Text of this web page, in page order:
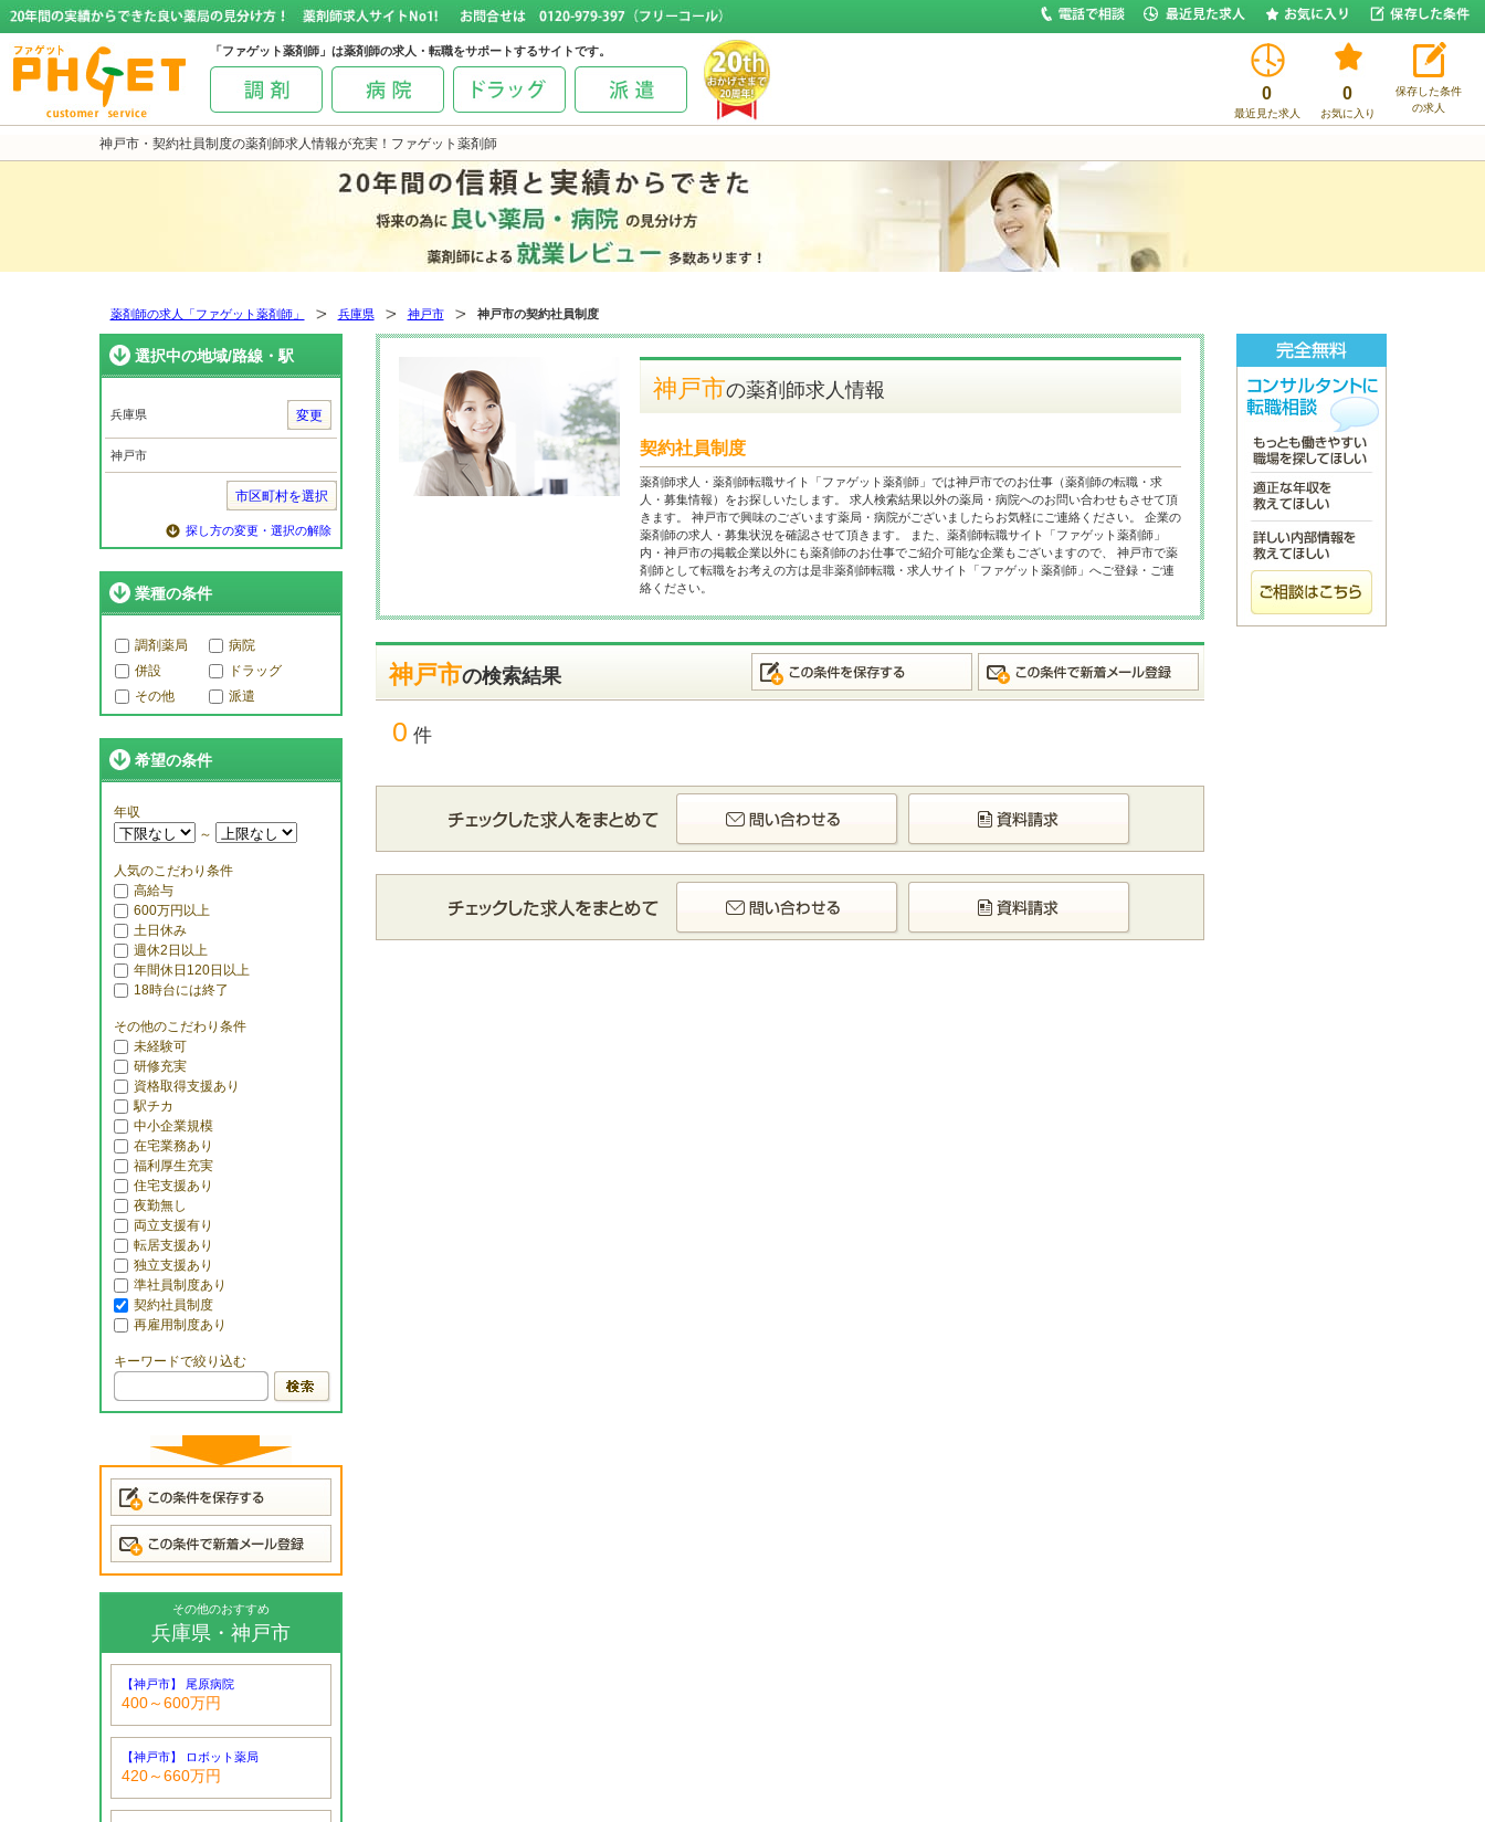
神戸市・契約社員制度の薬剤師求人情報が充実！ファゲット薬剤師
「ファゲット薬剤師」は薬剤師の求人・転職をサポートするサイトです。
0
最近見た求人
0
お気に入り
保存した条件
の求人
薬剤師の求人「ファゲット薬剤師」 兵庫県 神戸市 神戸市の契約社員制度
選択中の地域/路線・駅
兵庫県 変更
神戸市
市区町村を選択
探し方の変更・選択の解除
業種の条件
調剤薬局
病院
併設
ドラッグ
その他
派遣
希望の条件
年収
～
人気のこだわり条件
高給与
600万円以上
土日休み
週休2日以上
年間休日120日以上
18時台には終了
その他のこだわり条件
未経験可
研修充実
資格取得支援あり
駅チカ
中小企業規模
在宅業務あり
福利厚生充実
住宅支援あり
夜勤無し
両立支援有り
転居支援あり
独立支援あり
準社員制度あり
契約社員制度
再雇用制度あり
キーワードで絞り込む
その他のおすすめ
兵庫県・神戸市
【神戸市】 尾原病院
400～600万円
【神戸市】 ロボット薬局
420～660万円
神戸市の薬剤師求人情報
契約社員制度
薬剤師求人・薬剤師転職サイト「ファゲット薬剤師」では神戸市でのお仕事（薬剤師の転職・求
人・募集情報）をお探しいたします。 求人検索結果以外の薬局・病院へのお問い合わせもさせて頂
きます。 神戸市で興味のございます薬局・病院がございましたらお気軽にご連絡ください。 企業の
薬剤師の求人・募集状況を確認させて頂きます。 また、薬剤師転職サイト「ファゲット薬剤師」
内・神戸市の掲載企業以外にも薬剤師のお仕事でご紹介可能な企業もございますので、 神戸市で薬
剤師として転職をお考えの方は是非薬剤師転職・求人サイト「ファゲット薬剤師」へご登録・ご連
絡ください。
神戸市の検索結果
0 件